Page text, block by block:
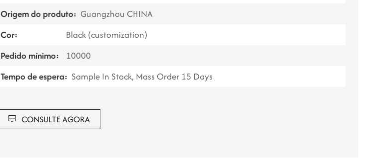
Origem do produto: Guangzhou CHINA
Cor:
Black (customization)
Pedido mínimo:
10000
Tempo de espera: Sample In Stock, Mass Order 15 Days
CONSULTE AGORA